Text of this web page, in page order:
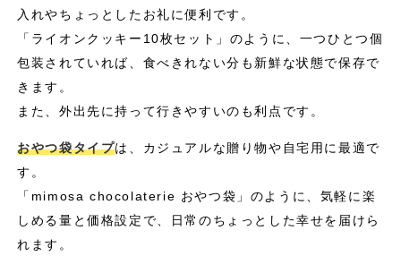
入れやちょっとしたお礼に便利です。
「ライオンクッキー10枚セット」のように、一つひとつ個
包装されていれば、食べきれない分も新鮮な状態で保存で
きます。
また、外出先に持って行きやすいのも利点です。
おやつ袋タイプは、カジュアルな贈り物や自宅用に最適で
す。
「mimosa chocolaterie おやつ袋」のように、気軽に楽
しめる量と価格設定で、日常のちょっとした幸せを届けら
れます。